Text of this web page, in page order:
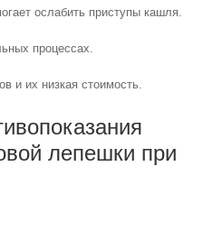
ослабить приступы кашля.
процессах.
и их низкая стоимость.
лепешки при